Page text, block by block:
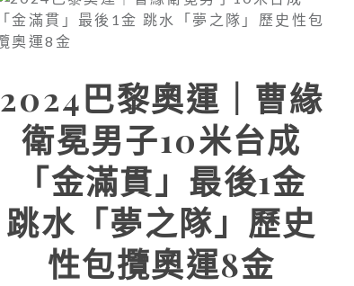
2024巴黎奧運｜曹緣
衛冕男子10米台成
「金滿貫」最後1金
跳水「夢之隊」歷史
性包攬奧運8金